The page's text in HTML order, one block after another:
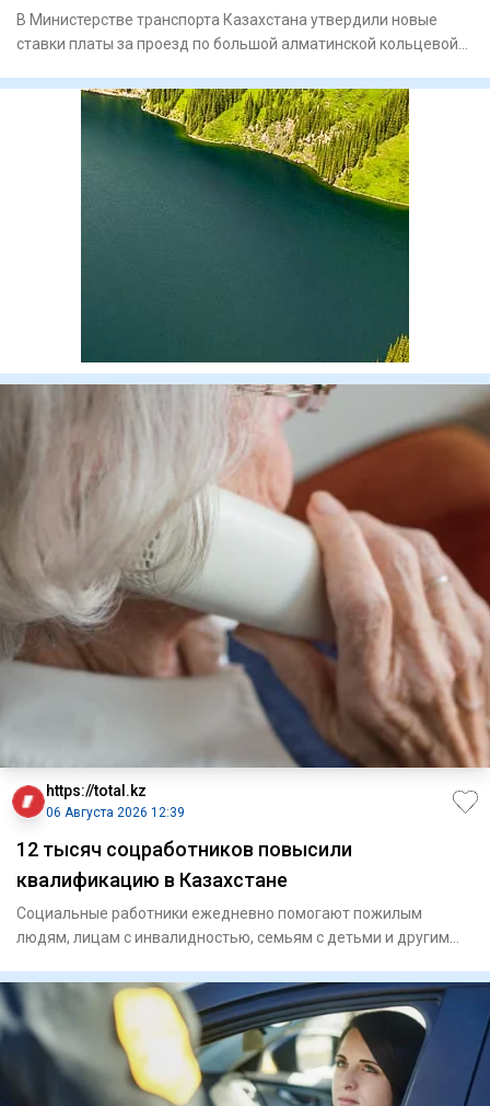
В Министерстве транспорта Казахстана утвердили новые
ставки платы за проезд по большой алматинской кольцевой
https://total.kz
06 Августа 2026 12:39
12 тысяч соцработников повысили
квалификацию в Казахстане
Социальные работники ежедневно помогают пожилым
людям, лицам с инвалидностью, семьям с детьми и другим